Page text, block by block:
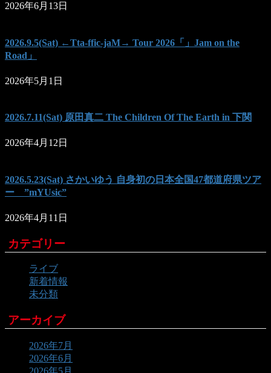
2026年6月13日
2026.9.5(Sat) ←Tta-ffic-jaM→ Tour 2026「」Jam on the
Road」
2026年5月1日
2026.7.11(Sat) 原田真二 The Children Of The Earth in 下関
2026年4月12日
2026.5.23(Sat) さかいゆう 自身初の日本全国47都道府県ツア
ー ”mYUsic”
2026年4月11日
カテゴリー
ライブ
新着情報
未分類
アーカイブ
2026年7月
2026年6月
2026年5月